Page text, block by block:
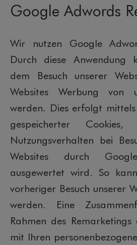
Google Adwords
Wir nutzen Google
Durch diese Anwendung
dem Besuch unserer
Websites Werbung von
werden. Dies erfolgt
gespeicherter
Nutzungsverhalten bei
Websites durch
ausgewertet wird. So
vorheriger Besuch unserer
werden. Eine
Rahmen des
mit Ihren